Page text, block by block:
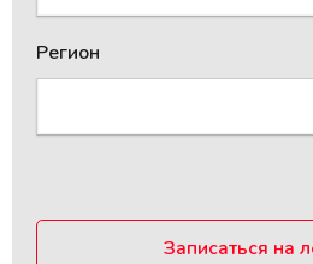
Регион
Записаться на